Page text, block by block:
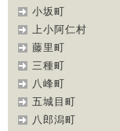
小坂町
上小阿仁村
藤里町
三種町
八峰町
五城目町
八郎潟町